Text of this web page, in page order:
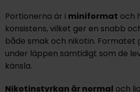
Portionerna är i miniformat och
konsistens, vilket ger en snabb
både smak och nikotin. Formatet
under läppen samtidigt som de
känsla.
Nikotinstyrkan ärnormal och